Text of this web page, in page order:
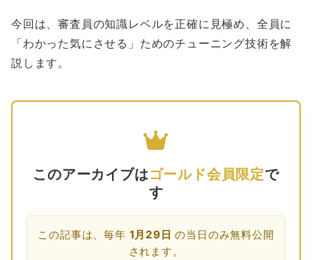
今回は、審査員の知識レベルを正確に見極め、全員に
「わかった気にさせる」ためのチューニング技術を解
説します。
このアーカイブはゴールド会員限定で
す
この記事は、毎年 1月29日 の当日のみ無料公開
されます。